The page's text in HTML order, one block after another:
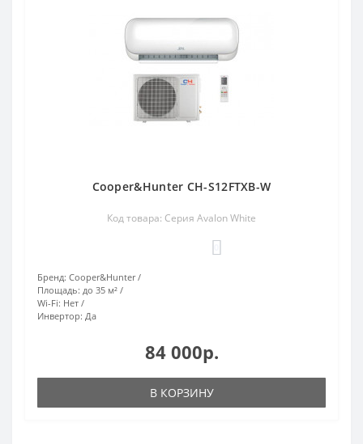
Cooper&Hunter CH-S12FTXB-W
Код товара: Cерия Avalon White
Бренд: Cooper&Hunter
Площадь: до 35 м²
Wi-Fi: Нет
Инвертор: Да
84 000р.
В КОРЗИНУ